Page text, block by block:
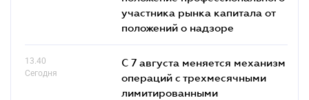
участника рынка капитала от
положений о надзоре
13.40
Сегодня
С 7 августа меняется механизм
операций с трехмесячными
лимитированными